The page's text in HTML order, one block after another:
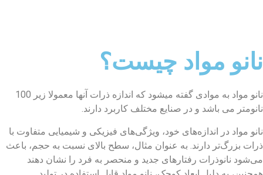
نانو مواد چیست؟
نانو مواد به موادی گفته میشود که اندازه ذرات آنها معمولا زیر 100
نانومتر می باشد و در صنایع مختلف کاربرد دارند.
نانو مواد در اندازه‌های خود، ویژگی‌های فیزیکی و شیمیایی متفاوت با
ذرات بزرگ‌تر دارند. به عنوان مثال، سطح بالای نسبت به حجم، باعث
می‌شود نانوذرات رفتارهای جدید و منحصر به فرد را نشان دهند